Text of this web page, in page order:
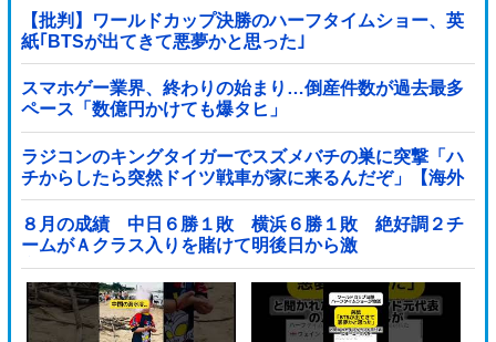
【批判】ワールドカップ決勝のハーフタイムショー、英
紙｢BTSが出てきて悪夢かと思った｣
スマホゲー業界、終わりの始まり…倒産件数が過去最多
ペース「数億円かけても爆タヒ」
ラジコンのキングタイガーでスズメバチの巣に突撃「ハ
チからしたら突然ドイツ戦車が家に来るんだぞ」【海外
の反応】
８月の成績 中日６勝１敗 横浜６勝１敗 絶好調２チ
ームがＡクラス入りを賭けて明後日から激
突！！！！！！！！！他